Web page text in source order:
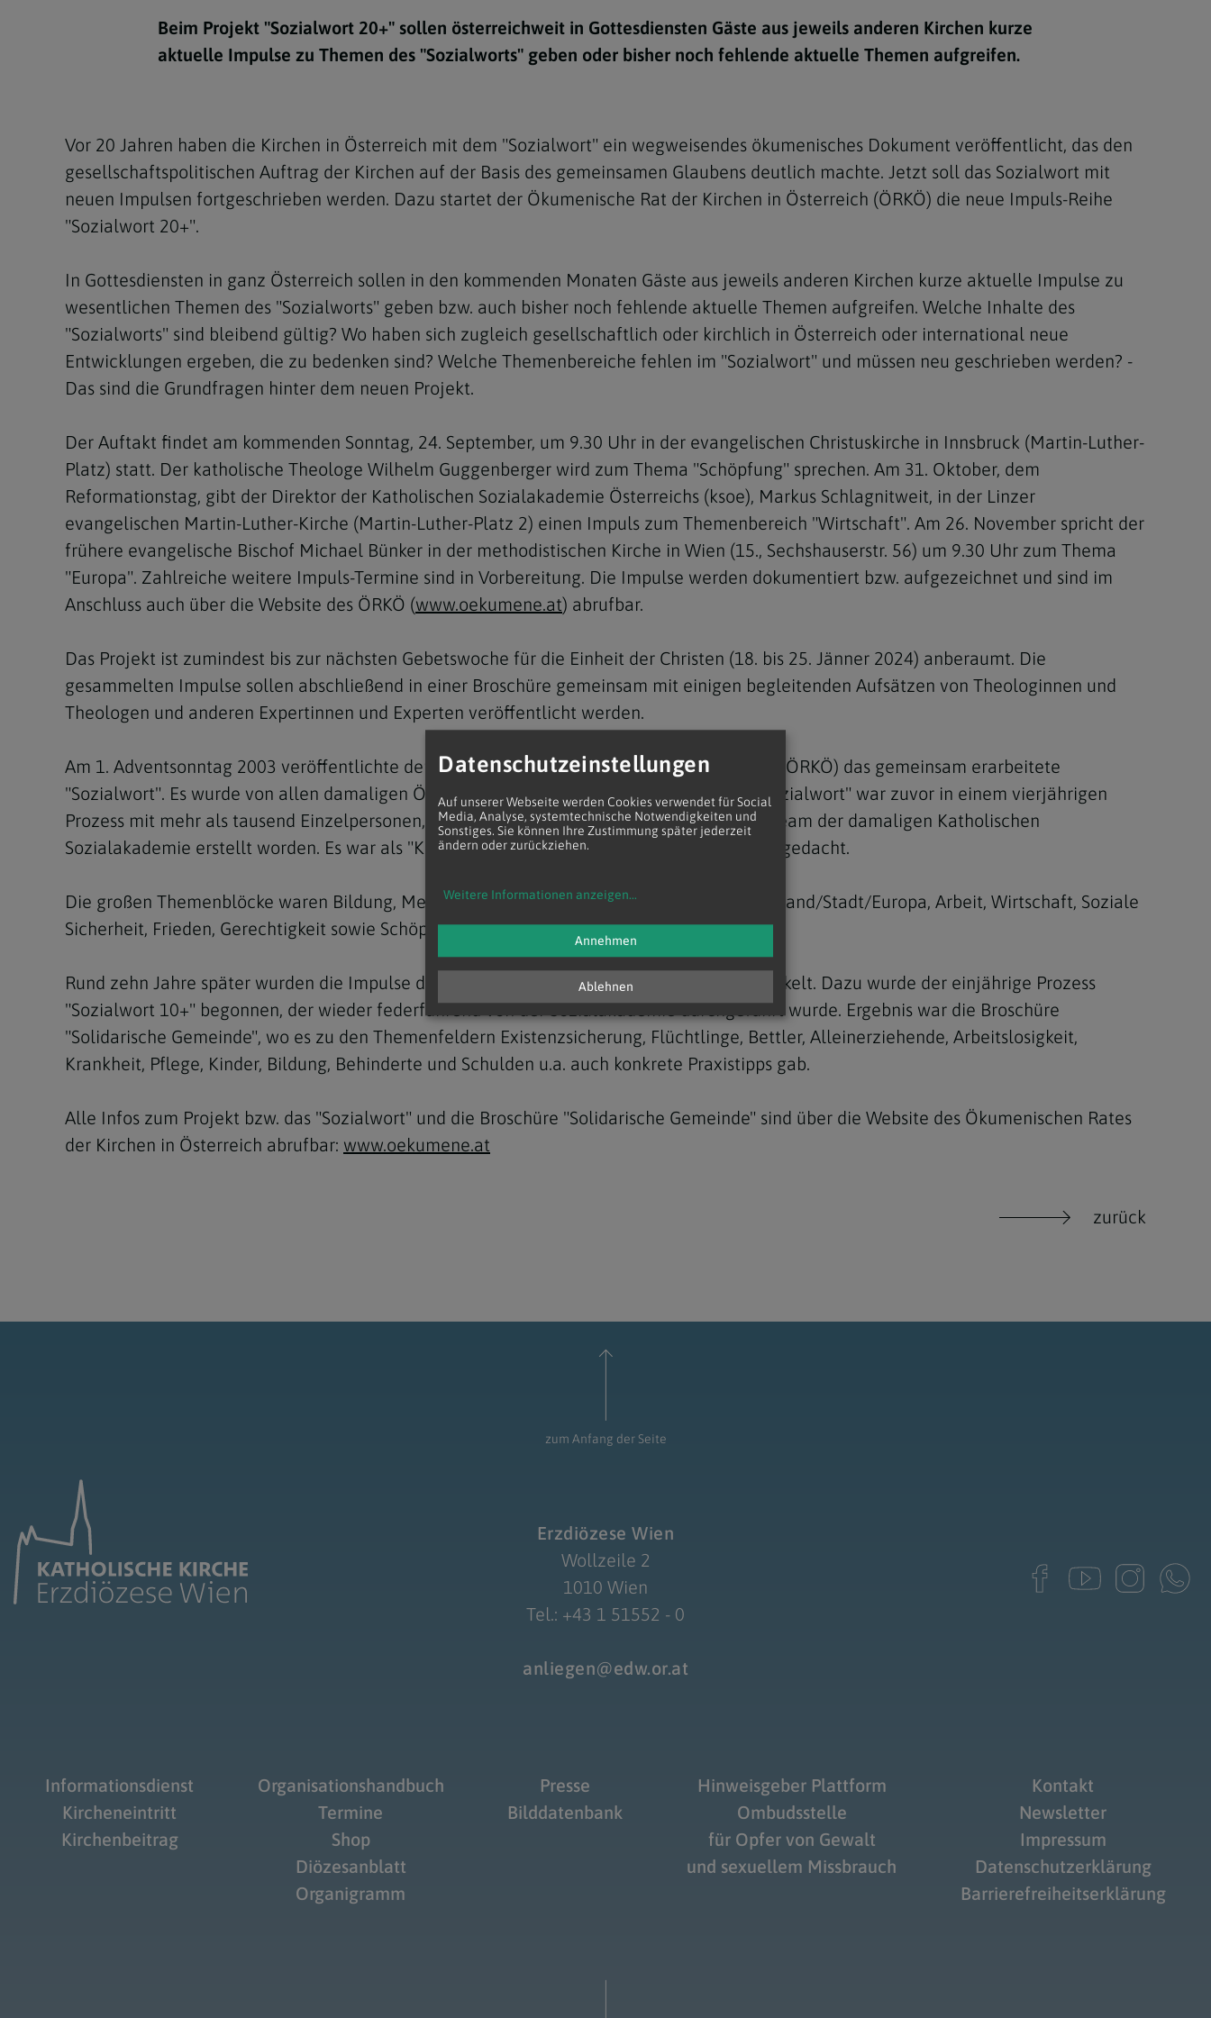
Fastenzeit
Ostern
Christi Himmelfahrt
Mariä Himmelfahrt
Erntedank
Allerheiligen und Allerseelen
7 Todsünden
Navigation schließen
Telefonseelsorge
Konservatorium für
Kirchenmusik
Theologische Kurse
Einsamkeit
Navigation schließen
Personen
Institutionen
Anderssprachige Gemeinden
Meldungsarchiv
Navigation schließen
Beim Projekt "Sozialwort 20+" sollen österreichweit in Gottesdiensten Gäste aus jeweils anderen Kirchen kurze
aktuelle Impulse zu Themen des "Sozialworts" geben oder bisher noch fehlende aktuelle Themen aufgreifen.
Vor 20 Jahren haben die Kirchen in Österreich mit dem "Sozialwort" ein wegweisendes ökumenisches Dokument veröffentlicht, das den
gesellschaftspolitischen Auftrag der Kirchen auf der Basis des gemeinsamen Glaubens deutlich machte. Jetzt soll das Sozialwort mit
neuen Impulsen fortgeschrieben werden. Dazu startet der Ökumenische Rat der Kirchen in Österreich (ÖRKÖ) die neue Impuls-Reihe
"Sozialwort 20+".
In Gottesdiensten in ganz Österreich sollen in den kommenden Monaten Gäste aus jeweils anderen Kirchen kurze aktuelle Impulse zu
wesentlichen Themen des "Sozialworts" geben bzw. auch bisher noch fehlende aktuelle Themen aufgreifen. Welche Inhalte des
"Sozialworts" sind bleibend gültig? Wo haben sich zugleich gesellschaftlich oder kirchlich in Österreich oder international neue
Entwicklungen ergeben, die zu bedenken sind? Welche Themenbereiche fehlen im "Sozialwort" und müssen neu geschrieben werden? -
Das sind die Grundfragen hinter dem neuen Projekt.
Der Auftakt findet am kommenden Sonntag, 24. September, um 9.30 Uhr in der evangelischen Christuskirche in Innsbruck (Martin-Luther-
Platz) statt. Der katholische Theologe Wilhelm Guggenberger wird zum Thema "Schöpfung" sprechen. Am 31. Oktober, dem
Reformationstag, gibt der Direktor der Katholischen Sozialakademie Österreichs (ksoe), Markus Schlagnitweit, in der Linzer
evangelischen Martin-Luther-Kirche (Martin-Luther-Platz 2) einen Impuls zum Themenbereich "Wirtschaft". Am 26. November spricht der
frühere evangelische Bischof Michael Bünker in der methodistischen Kirche in Wien (15., Sechshauserstr. 56) um 9.30 Uhr zum Thema
"Europa". Zahlreiche weitere Impuls-Termine sind in Vorbereitung. Die Impulse werden dokumentiert bzw. aufgezeichnet und sind im
Anschluss auch über die Website des ÖRKÖ (www.oekumene.at) abrufbar.
Das Projekt ist zumindest bis zur nächsten Gebetswoche für die Einheit der Christen (18. bis 25. Jänner 2024) anberaumt. Die
gesammelten Impulse sollen abschließend in einer Broschüre gemeinsam mit einigen begleitenden Aufsätzen von Theologinnen und
Theologen und anderen Expertinnen und Experten veröffentlicht werden.
Am 1. Adventsonntag 2003 veröffentlichte der Ökumenische Rat der Kirchen in Österreich (ÖRKÖ) das gemeinsam erarbeitete
"Sozialwort". Es wurde von allen damaligen ÖRKÖ-Mitgliedskirchen unterzeichnet. Das "Sozialwort" war zuvor in einem vierjährigen
Prozess mit mehr als tausend Einzelpersonen, gut 100 Organisationen und einem großen Team der damaligen Katholischen
Sozialakademie erstellt worden. Es war als "Kompass" für die Kirchen und die Gesellschaft gedacht.
Die großen Themenblöcke waren Bildung, Medien, Sozialer Zusammenhalt, Lebensräume Land/Stadt/Europa, Arbeit, Wirtschaft, Soziale
Sicherheit, Frieden, Gerechtigkeit sowie Schöpfungsverantwortung und Nachhaltigkeit.
Rund zehn Jahre später wurden die Impulse des Sozialworts aufgegriffen und weiterentwickelt. Dazu wurde der einjährige Prozess
"Sozialwort 10+" begonnen, der wieder federführend von der Sozialakademie durchgeführt wurde. Ergebnis war die Broschüre
"Solidarische Gemeinde", wo es zu den Themenfeldern Existenzsicherung, Flüchtlinge, Bettler, Alleinerziehende, Arbeitslosigkeit,
Krankheit, Pflege, Kinder, Bildung, Behinderte und Schulden u.a. auch konkrete Praxistipps gab.
Alle Infos zum Projekt bzw. das "Sozialwort" und die Broschüre "Solidarische Gemeinde" sind über die Website des Ökumenischen Rates
der Kirchen in Österreich abrufbar: www.oekumene.at
zurück
zum Anfang der Seite
Erzdiözese Wien
Wollzeile 2
1010 Wien
Tel.: +43 1 51552 - 0
anliegen@edw.or.at
Informationsdienst
Kircheneintritt
Kirchenbeitrag
Organisationshandbuch
Termine
Shop
Diözesanblatt
Organigramm
Presse
Bilddatenbank
Hinweisgeber Plattform
Ombudsstelle
für Opfer von Gewalt
und sexuellem Missbrauch
Kontakt
Newsletter
Impressum
Datenschutzerklärung
Barrierefreiheitserklärung
Datenschutzeinstellungen
Auf unserer Webseite werden Cookies verwendet für Social
Media, Analyse, systemtechnische Notwendigkeiten und
Sonstiges. Sie können Ihre Zustimmung später jederzeit
ändern oder zurückziehen.
Weitere Informationen anzeigen...
Ablehnen
Annehmen